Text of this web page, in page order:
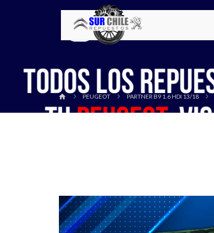
PEUGEOT PARTNER B9 1.6 HDI 13/18